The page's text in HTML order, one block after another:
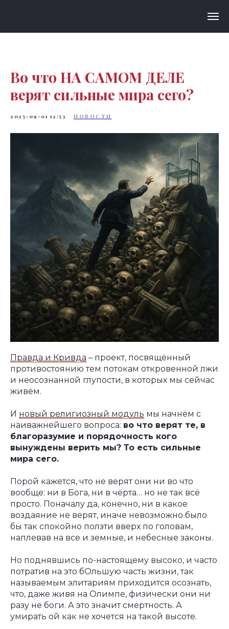
Во что НА САМОМ ДЕЛЕ
верят сильные мира сего?
2025-09-01 12:53 НОВОСТИ
Правда и Кривда – проект, посвящённый
противостоянию тем потокам откровенной лжи
и неосознанной глупости, в которых мы сейчас
живём.
И новый религиозный модуль мы начнём с
наиважнейшего вопроса: во что верят те, в
благоразумие и порядочность кого
вынуждены верить мы? То есть сильные
мира сего.
Порой кажется, что не верят они ни во что
вообще: ни в Бога, ни в чёрта… но не так всё
просто. Поначалу да, конечно, ни в какое
воздаяние не верят, иначе невозможно было
бы так спокойно ползти вверх по головам,
наплевав на все и земные, и небесные законы.
Но поднявшись по-настоящему высоко, и часто
потратив на это бОльшую часть жизни, так
называемым элитариям приходится осознать,
что, даже живя на Олимпе, физически они ни
разу не боги. А это значит смертность. А
умирать ой как не хочется на такой высоте.